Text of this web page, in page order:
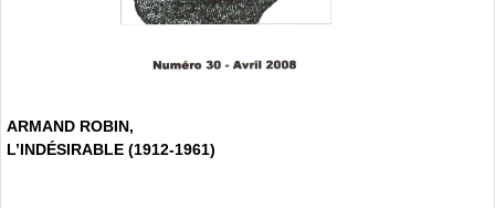
ARMAND ROBIN,
L’INDÉSIRABLE (1912-1961)